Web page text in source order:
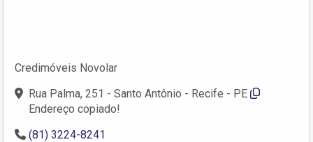
Credimóveis Novolar
Rua Palma, 251 - Santo Antônio - Recife - PE
Endereço copiado!
(81) 3224-8241